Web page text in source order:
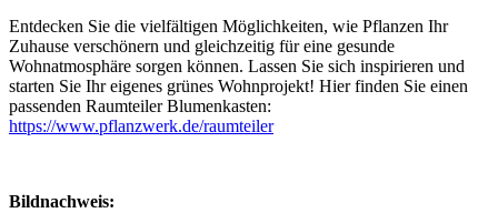
Entdecken Sie die vielfältigen Möglichkeiten, wie Pflanzen Ihr
Zuhause verschönern und gleichzeitig für eine gesunde
Wohnatmosphäre sorgen können. Lassen Sie sich inspirieren und
starten Sie Ihr eigenes grünes Wohnprojekt! Hier finden Sie einen
passenden Raumteiler Blumenkasten:
https://www.pflanzwerk.de/raumteiler
Bildnachweis: